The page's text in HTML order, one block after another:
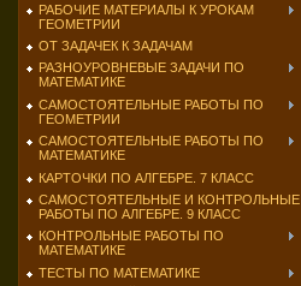
РАБОЧИЕ МАТЕРИАЛЫ К УРОКАМ
ГЕОМЕТРИИ
ОТ ЗАДАЧЕК К ЗАДАЧАМ
РАЗНОУРОВНЕВЫЕ ЗАДАЧИ ПО
МАТЕМАТИКЕ
САМОСТОЯТЕЛЬНЫЕ РАБОТЫ ПО
ГЕОМЕТРИИ
САМОСТОЯТЕЛЬНЫЕ РАБОТЫ ПО
МАТЕМАТИКЕ
КАРТОЧКИ ПО АЛГЕБРЕ. 7 КЛАСС
САМОСТОЯТЕЛЬНЫЕ И КОНТРОЛЬНЫЕ
РАБОТЫ ПО АЛГЕБРЕ. 9 КЛАСС
КОНТРОЛЬНЫЕ РАБОТЫ ПО
МАТЕМАТИКЕ
ТЕСТЫ ПО МАТЕМАТИКЕ